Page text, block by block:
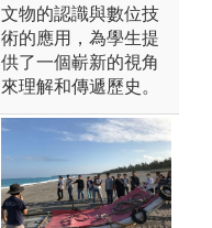
文物的認識與數位技
術的應用，為學生提
供了一個嶄新的視角
來理解和傳遞歷史。